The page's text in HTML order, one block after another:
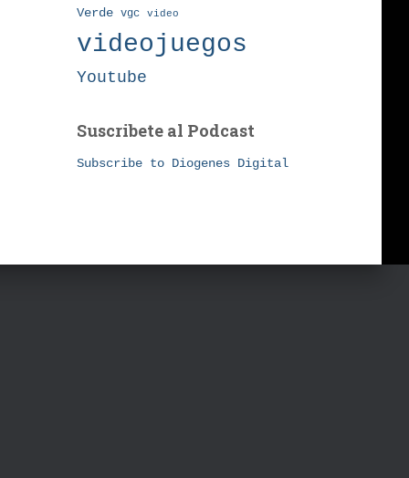
Verde vgc video
videojuegos
Youtube
Suscribete al Podcast
Subscribe to Diogenes Digital